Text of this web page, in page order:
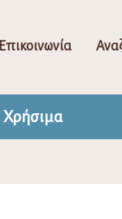
Επικοινωνία
Χρήσιμα